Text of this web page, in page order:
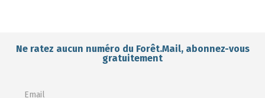
Ne ratez aucun numéro du Forêt.Mail, abonnez-vous
gratuitement